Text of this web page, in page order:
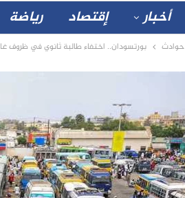
أخبار إقتصاد رياضة
حوادث بورتسودان.. اختفاء طالبة ثانوي في ظروف